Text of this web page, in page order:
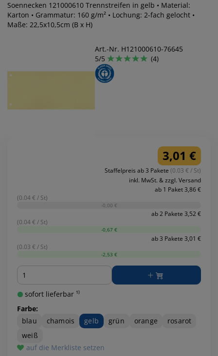
Soennecken 121000610 Trennstreifen in gelb • Material:
Karton • Grammatur: 160 g/m² • Lochung: 2-fach gelocht •
Maße: 22,5x10,5cm (B x H)
Art.-Nr. H121000610-76645
5/5
(4)
3,01 €
Staffelpreis ab 3 Pakete (0.03 € / St)
inkl. MwSt. & zzgl. Versand
ab 1 Paket 3,86 €
(0.04 € / St)
-0,00 €
ab 2 Pakete 3,52 €
(0.04 € / St)
-0,67 €
ab 3 Pakete 3,01 €
(0.03 € / St)
-2,53 €
Menge
sofort lieferbar ¹⁾
Farbe:
blau
chamois gelb grün orange
rosarot
weiß
auf die Merkliste setzen